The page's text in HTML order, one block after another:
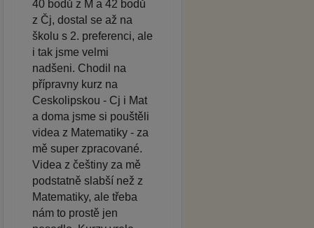
40 bodů z M a 42 bodů
z Čj, dostal se až na
školu s 2. preferenci, ale
i tak jsme velmi
nadšeni. Chodil na
přípravny kurz na
Ceskolipskou - Cj i Mat
a doma jsme si pouštěli
videa z Matematiky - za
mě super zpracované.
Videa z češtiny za mě
podstatně slabší než z
Matematiky, ale třeba
nám to prostě jen